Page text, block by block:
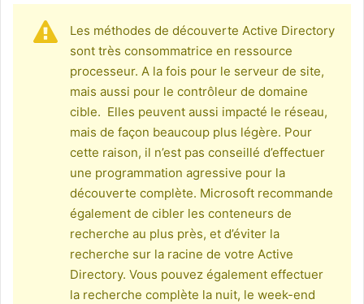
Les méthodes de découverte Active Directory
sont très consommatrice en ressource
processeur. A la fois pour le serveur de site,
mais aussi pour le contrôleur de domaine
cible. Elles peuvent aussi impacté le réseau,
mais de façon beaucoup plus légère. Pour
cette raison, il n’est pas conseillé d’effectuer
une programmation agressive pour la
découverte complète. Microsoft recommande
également de cibler les conteneurs de
recherche au plus près, et d’éviter la
recherche sur la racine de votre Active
Directory. Vous pouvez également effectuer
la recherche complète la nuit, le week-end